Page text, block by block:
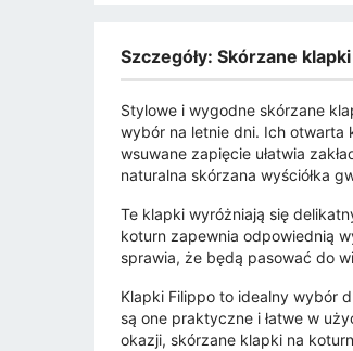
Szczegóły: Skórzane
Stylowe i wygodne skórzane
wybór na letnie dni. Ich otwarta
wsuwane zapięcie ułatwia
naturalna skórzana wyściółka
Te klapki wyróżniają się
koturn zapewnia odpowiednią
sprawia, że będą pasować do
Klapki Filippo to idealny wybór
są one praktyczne i łatwe w
okazji, skórzane klapki na